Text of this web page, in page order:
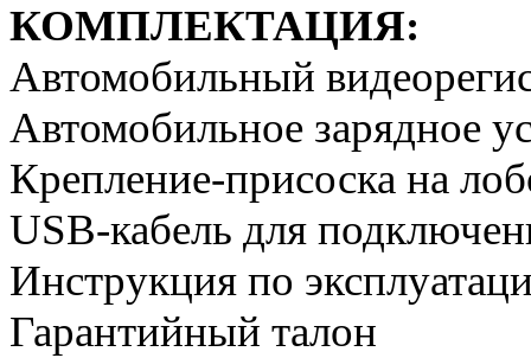
КОМПЛЕКТАЦИЯ:
Автомобильный
Автомобильное зарядное
Крепление-присоска на
USB-кабель для
Инструкция по
Гарантийный талон